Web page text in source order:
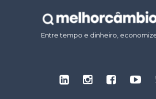
Entre tempo e dinheiro,